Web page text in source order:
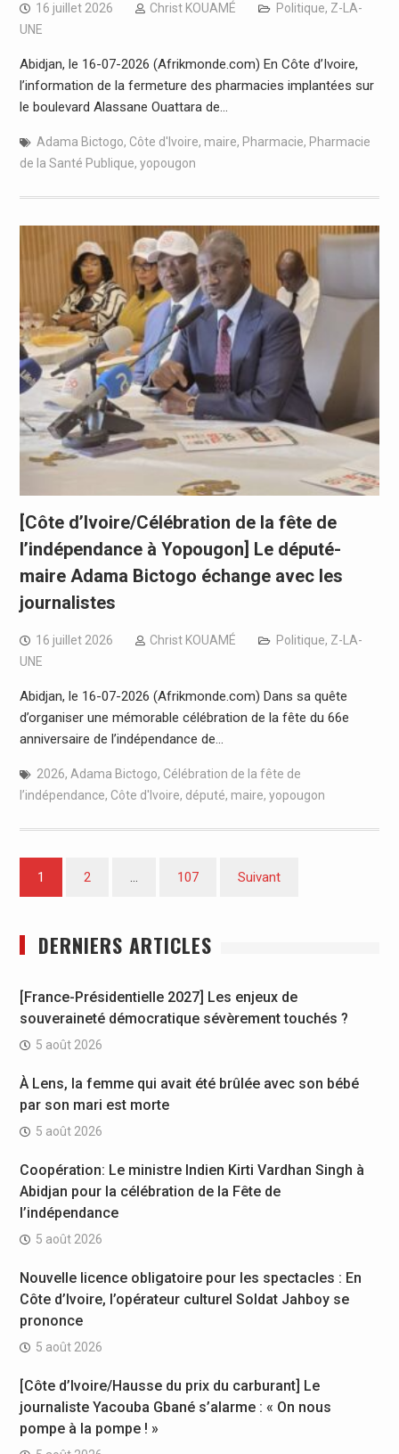
16 juillet 2026 Christ KOUAMÉ Politique, Z-LA-
UNE
Abidjan, le 16-07-2026 (Afrikmonde.com) En Côte d’Ivoire,
l’information de la fermeture des pharmacies implantées sur
le boulevard Alassane Ouattara de…
Adama Bictogo, Côte d'Ivoire, maire, Pharmacie, Pharmacie
de la Santé Publique, yopougon
[Côte d’Ivoire/Célébration de la fête de
l’indépendance à Yopougon] Le député-
maire Adama Bictogo échange avec les
journalistes
16 juillet 2026 Christ KOUAMÉ Politique, Z-LA-
UNE
Abidjan, le 16-07-2026 (Afrikmonde.com) Dans sa quête
d’organiser une mémorable célébration de la fête du 66e
anniversaire de l’indépendance de…
2026, Adama Bictogo, Célébration de la fête de
l’indépendance, Côte d'Ivoire, député, maire, yopougon
Pagination
des
1 2 … 107 Suivant
DERNIERS ARTICLES
[France-Présidentielle 2027] Les enjeux de
souveraineté démocratique sévèrement touchés ?
5 août 2026
À Lens, la femme qui avait été brûlée avec son bébé
par son mari est morte
5 août 2026
Coopération: Le ministre Indien Kirti Vardhan Singh à
Abidjan pour la célébration de la Fête de
l’indépendance
5 août 2026
Nouvelle licence obligatoire pour les spectacles : En
Côte d’Ivoire, l’opérateur culturel Soldat Jahboy se
prononce
5 août 2026
[Côte d’Ivoire/Hausse du prix du carburant] Le
journaliste Yacouba Gbané s’alarme : « On nous
pompe à la pompe ! »